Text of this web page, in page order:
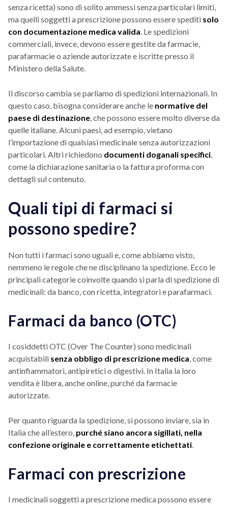
senza ricetta) sono di solito ammessi senza particolari limiti,
ma quelli soggetti a prescrizione possono essere spediti solo
con documentazione medica valida . Le spedizioni
commerciali, invece, devono essere gestite da farmacie,
parafarmacie o aziende autorizzate e iscritte presso il
Ministero della Salute.
Il discorso cambia se parliamo di spedizioni internazionali. In
questo caso, bisogna considerare anche le normative del
paese di destinazione , che possono essere molto diverse da
quelle italiane. Alcuni paesi, ad esempio, vietano
l’importazione di qualsiasi medicinale senza autorizzazioni
particolari. Altri richiedono documenti doganali specifici
come la dichiarazione sanitaria o la fattura proforma con
dettagli sul contenuto.
Quali tipi di farmaci si
possono spedire?
Non tutti i farmaci sono uguali e, come abbiamo visto,
nemmeno le regole che ne disciplinano la spedizione. Ecco le
principali categorie coinvolte quando si parla di spedizione di
medicinali: da banco, con ricetta, integratori e parafarmaci.
Farmaci da banco (OTC)
I cosiddetti OTC (Over The Counter) sono medicinali
acquistabili senza obbligo di prescrizione medica , come
antinfiammatori, antipiretici o digestivi. In Italia la loro
vendita è libera, anche online, purché da farmacie
autorizzate.
Per quanto riguarda la spedizione, si possono inviare, sia in
Italia che all’estero, purché siano ancora sigillati, nella
confezione originale e correttamente etichettati
Farmaci con prescrizione
I medicinali soggetti a prescrizione medica possono essere